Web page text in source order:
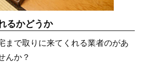
るかどうか
まで取りに来てくれる業者のがあ
んか？